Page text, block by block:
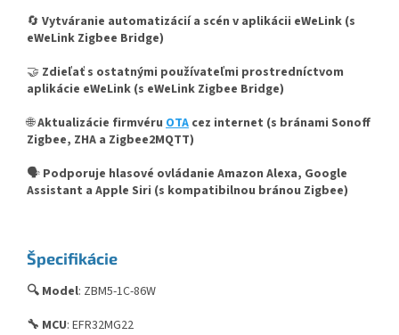
🔄 Vytváranie automatizácií a scén v aplikácii eWeLink (s
eWeLink Zigbee Bridge)
🤝 Zdieľať s ostatnými používateľmi prostredníctvom
aplikácie eWeLink (s eWeLink Zigbee Bridge)
🌐Aktualizácie firmvéru OTA cez internet (s bránami Sonoff
Zigbee, ZHA a Zigbee2MQTT)
🗣️ Podporuje hlasové ovládanie Amazon Alexa, Google
Assistant a Apple Siri (s kompatibilnou bránou Zigbee)
Špecifikácie
🔍 Model: ZBM5-1C-86W
🔧 MCU: EFR32MG22